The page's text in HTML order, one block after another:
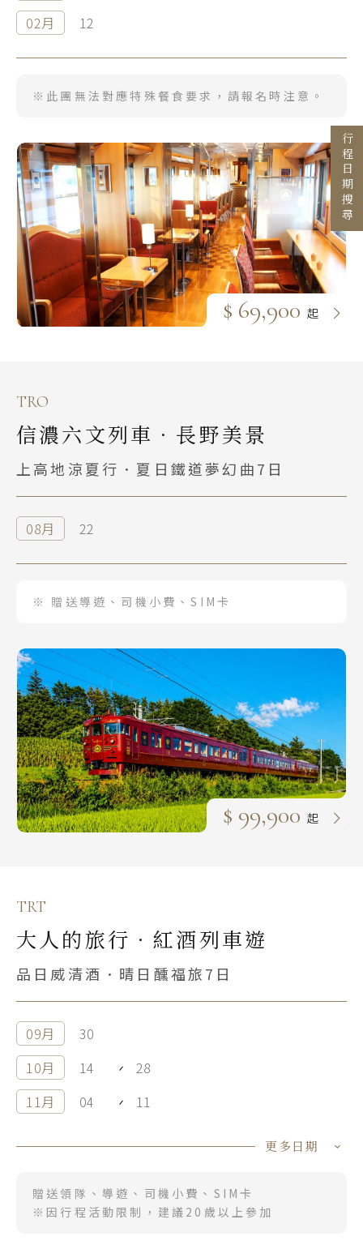
行程日期搜尋
02月
12
※此團無法對應特殊餐食要求，請報名時注意。
$ 69,900 起
TRO
信濃六文列車．長野美景
上高地涼夏行．夏日鐵道夢幻曲7日
08月 22
※ 贈送導遊、司機小費、SIM卡
$ 99,900 起
TRT
大人的旅行．紅酒列車遊
品日威清酒．晴日醺福旅7日
09月
30
10月
14
28
11月
04
11
02月
17
24
更多日期
贈送領隊、導遊、司機小費、SIM卡
※因行程活動限制，建議20歲以上參加
目的地
國家 / 地區
日本
北海道 札幌 函館
東北 仙台 青森
北陸 名古屋 小松
九州 福岡 山口
泰國
清邁 清萊
曼谷 芭達雅 華欣
蘇美島
越南
中越 峴港 會安 順化
南越 胡志明 富國島 芽莊
中國
江南 黃山 江西 山東
四川 稻城 西藏
雲南 貴州 張家界 湖北
首爾 釜山 濟州
馬來西亞 新加坡
檳城 蘭卡威
主題旅遊
日本賞楓旅遊
點燈．白川鄉
日本賞櫻旅遊
搜尋